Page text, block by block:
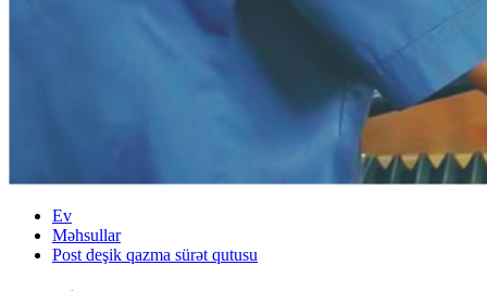
Ev
Məhsullar
Post deşik qazma sürət qutusu